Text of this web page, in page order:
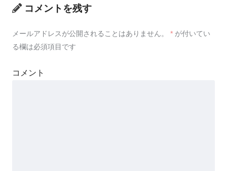
コメントを残す
メールアドレスが公開されることはありません。 * が付いてい
る欄は必須項目です
コメント